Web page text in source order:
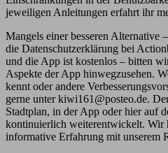
jeweiligen Anleitungen erfahrt ihr
Mangels einer besseren Alternative
die Datenschutzerklärung bei
und die App ist kostenlos – bitten
Aspekte der App hinwegzusehen.
kennt oder andere
gerne unter kiwi161@posteo.de.
Stadtplan, in der App oder hier auf
kontinuierlich weiterentwickelt. Wir
informative Erfahrung mit unserem